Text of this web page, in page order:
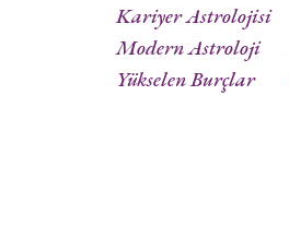
Kariyer Astrolojisi
Modern Astroloji
Yükselen Burçlar